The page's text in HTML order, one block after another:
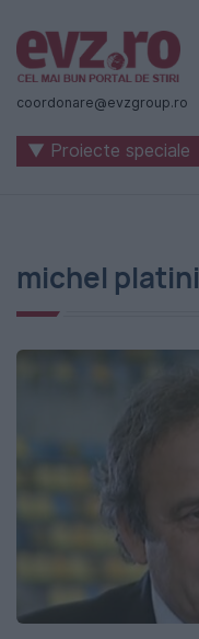
Știri
naționale
internaționale
-
Evenimentul
Zilei
coordonare@evzgroup.ro
▼ Proiecte speciale
michel platini